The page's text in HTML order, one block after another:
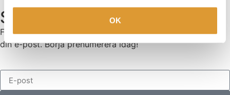
OK
Senaste nytt
Få nyheter, inspiration och exklusiva träningstips direkt till
din e-post. Börja prenumerera idag!